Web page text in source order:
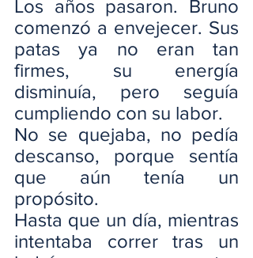
Los años pasaron. Bruno
comenzó a envejecer. Sus
patas ya no eran tan
firmes, su energía
disminuía, pero seguía
cumpliendo con su labor.
No se quejaba, no pedía
descanso, porque sentía
que aún tenía un
propósito.
Hasta que un día, mientras
intentaba correr tras un